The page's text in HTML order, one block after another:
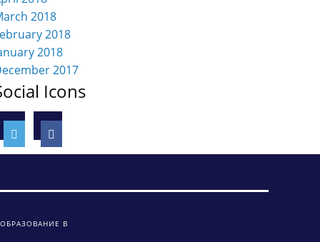
2018
2018
2018
2017
Icons
ОБРАЗОВАНИЕ В